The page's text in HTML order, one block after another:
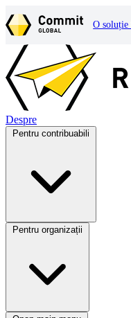
O
Despre
Pentru contribuabili
Pentru organizații